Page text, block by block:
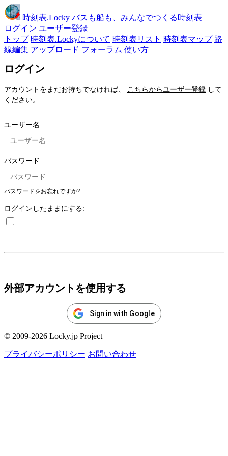
時刻表.Locky バスも船も、みんなでつくる時刻表
ログイン ユーザー登録
トップ 時刻表.Lockyについて 時刻表リスト 時刻表マップ 路
線編集 アップロード フォーラム 使い方
ログイン
アカウントをまだお持ちでなければ、 こちらからユーザー登録 して
ください。
ユーザー名:
パスワード:
パスワードをお忘れですか?
ログインしたままにする:
外部アカウントを使用する
Sign in with Google
© 2009-2026 Locky.jp Project
プライバシーポリシー お問い合わせ